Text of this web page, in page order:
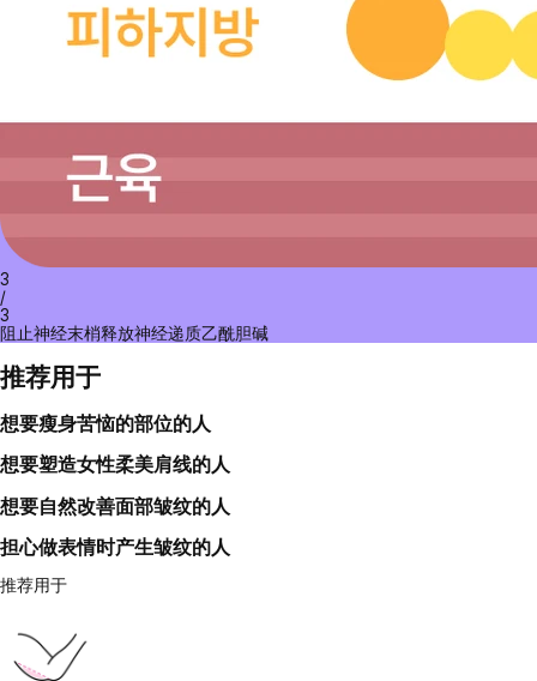
3
/
3
阻止神经末梢释放神经递质乙酰胆碱
推荐用于
想要瘦身苦恼的部位的人
想要塑造女性柔美肩线的人
想要自然改善面部皱纹的人
担心做表情时产生皱纹的人
推荐用于